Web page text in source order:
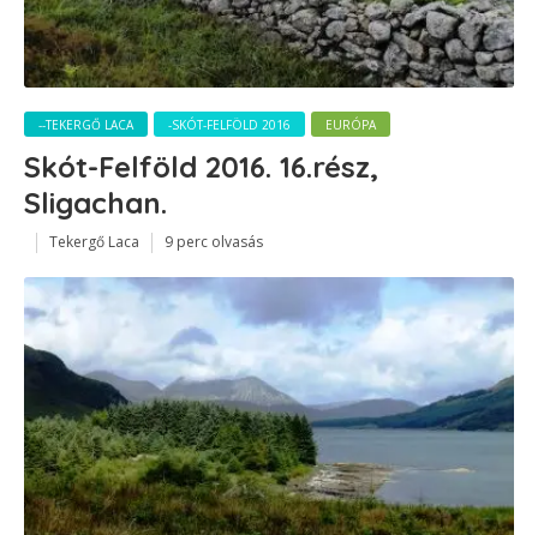
--TEKERGŐ LACA -SKÓT-FELFÖLD 2016 EURÓPA
Skót-Felföld 2016. 16.rész,
Sligachan.
Tekergő Laca 9 perc olvasás